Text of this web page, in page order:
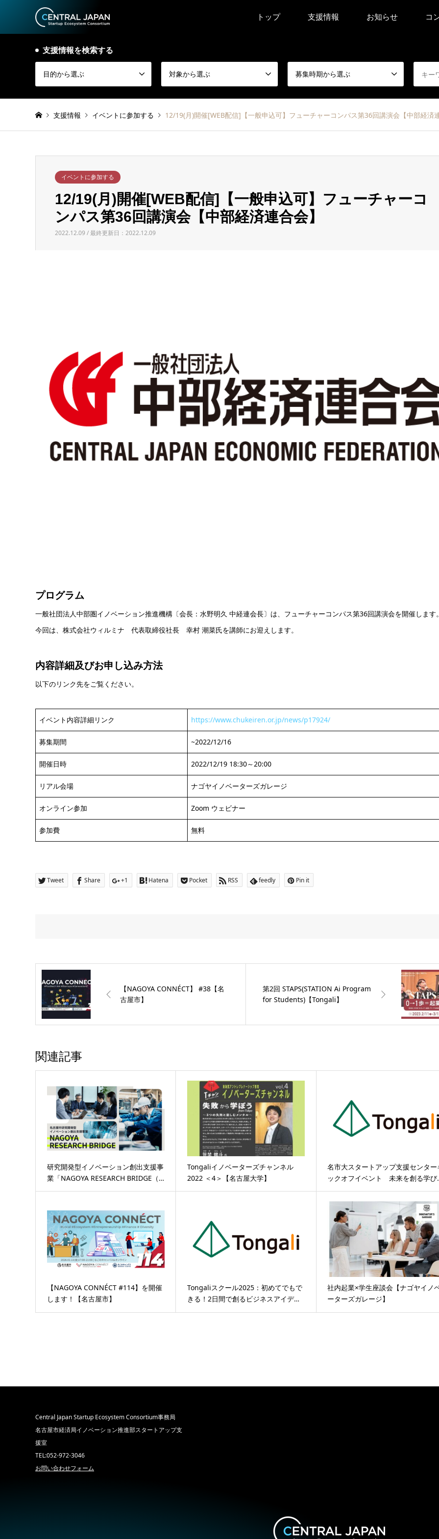
トップ 支援情報 お知らせ コ
支援情報を検索する
目的から選ぶ 対象から選ぶ 募集時期から選ぶ
支援情報 イベントに参加する 12/19(月)開催[WEB配信]【一般申込可】フューチャーコンパス第36回講演会【中部経済
イベントに参加する
12/19(月)開催[WEB配信]【一般申込可】フューチャーコ
ンパス第36回講演会【中部経済連合会】
2022.12.09 / 最終更新日：2022.12.09
プログラム
一般社団法人中部圏イノベーション推進機構〔会長：水野明久 中経連会長〕は、フューチャーコンパス第36回講演会を開催します
今回は、株式会社ウィルミナ 代表取締役社長 幸村 潮菜氏を講師にお迎えします。
内容詳細及びお申し込み方法
以下のリンク先をご覧ください。
イベント内容詳細リンク https://www.chukeiren.or.jp/news/p17924/
募集期間 ~2022/12/16
開催日時 2022/12/19 18:30～20:00
リアル会場 ナゴヤイノベーターズガレージ
オンライン参加 Zoom ウェビナー
参加費 無料
Tweet Share +1 Hatena Pocket RSS feedly Pin it
【NAGOYA CONNÉCT】 #38【名
古屋市】
第2回 STAPS(STATION Ai Program
for Students)【Tongali】
関連記事
研究開発型イノベーション創出支援事
業「NAGOYA RESEARCH BRIDGE（…
Tongaliイノベーターズチャンネル
2022 ＜4＞【名古屋大学】
名市大スタートアップ支援センター
ックオフイベント 未来を創る学
【NAGOYA CONNÉCT #114】を開催
します！【名古屋市】
Tongaliスクール2025：初めてでもで
きる！2日間で創るビジネスアイデ…
社内起業×学生座談会【ナゴヤイノ
ーターズガレージ】
Central Japan Startup Ecosystem Consortium事務局
名古屋市経済局イノベーション推進部スタートアップ支
援室
TEL:052-972-3046
お問い合わせフォーム